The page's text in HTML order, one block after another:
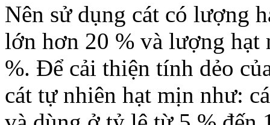
Nên sử dụng cát có lượng
lớn hơn 20 % và lượng hạt
%. Để cải thiện tính dẻo
cát tự nhiên hạt mịn như: